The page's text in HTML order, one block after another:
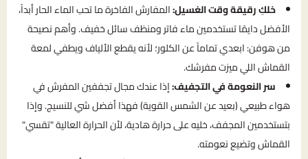
خلكِ رقيقة وقت الغسيل:المفارش الفاخرة ما تحب الماء الحار أبداً،
الأفضل دايمًا تستخدمين ماء فاتر ومنظف سائل خفيف. وأهم نصيحة
من هوفن: ابعدي تماماً عن الكلور؛ لأنه يقطع الألياف ويطفي لمعة
القماش اللي ميزت مفرشك.
سر النعومة في التجفيف:إذا عندك مجال تجففين المفرش في
هواء طبيعي (بعيد عن الشمس القوية) فهذا أفضل شي للنسيج. وإذا
بتستخدمين المجفف، خليه على حرارة هادية، لأن الحرارة العالية "تقسي"
القماش وتضيع نعومته.